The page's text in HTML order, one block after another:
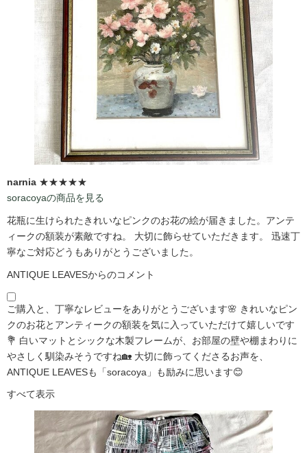
narnia ★★★★★
soracoyaの商品を見る
花瓶に生けられたきれいなピンクのお花の絵が届きました。アンテ
ィークの額装が素敵ですね。 大切に飾らせていただきます。 迅速丁
寧なご対応どうもありがとうございました。
ANTIQUE LEAVESからのコメント
ご購入と、丁寧なレビューをありがとうございます🌸 きれいなピン
クのお花とアンティークの額装を気に入っていただけて嬉しいです
💐 白いマットとシックな木製フレームが、お部屋の壁や棚まわりに
やさしく馴染みそうですね🏡 大切に飾ってくださるお声を、
ANTIQUE LEAVESも「soracoya」も励みに思います😊
すべて表示